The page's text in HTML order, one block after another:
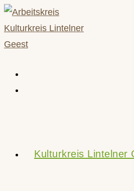
Zum
Inhalt
springen
Kulturkreis Lintelner